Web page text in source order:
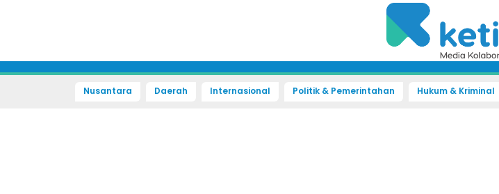
Nusantara Daerah Internasional Politik & Pemerintahan Hukum & Kriminal